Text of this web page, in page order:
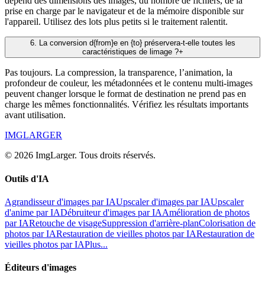
prise en charge par le navigateur et de la mémoire disponible sur
l'appareil. Utilisez des lots plus petits si le traitement ralentit.
6. La conversion d{from}e en {to} préservera-t-elle toutes les
caractéristiques de limage ?+
Pas toujours. La compression, la transparence, l’animation, la
profondeur de couleur, les métadonnées et le contenu multi-images
peuvent changer lorsque le format de destination ne prend pas en
charge les mêmes fonctionnalités. Vérifiez les résultats importants
avant utilisation.
IMGLARGER
© 2026 ImgLarger. Tous droits réservés.
Outils d'IA
Agrandisseur d'images par IAUpscaler d'images par IAUpscaler
d'anime par IADébruiteur d'images par IAAmélioration de photos
par IARetouche de visageSuppression d'arrière-planColorisation de
photos par IARestauration de vieilles photos par IARestauration de
vieilles photos par IAPlus...
Éditeurs d'images